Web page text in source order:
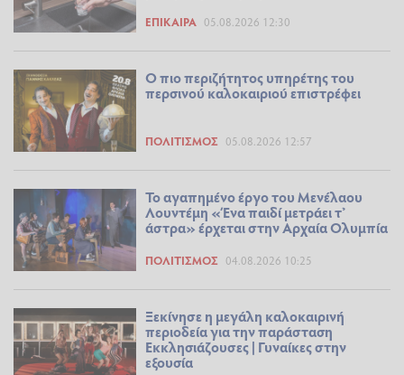
ΕΠΊΚΑΙΡΑ 05.08.2026 12:30
Ο πιο περιζήτητος υπηρέτης του
περσινού καλοκαιριού επιστρέφει
ΠΟΛΙΤΙΣΜΌΣ 05.08.2026 12:57
Το αγαπημένο έργο του Μενέλαου
Λουντέμη «Ένα παιδί μετράει τ’
άστρα» έρχεται στην Αρχαία Ολυμπία
ΠΟΛΙΤΙΣΜΌΣ 04.08.2026 10:25
Ξεκίνησε η μεγάλη καλοκαιρινή
περιοδεία για την παράσταση
Εκκλησιάζουσες | Γυναίκες στην
εξουσία